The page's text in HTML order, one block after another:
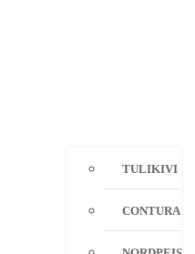
TULIKIVI
CONTURA